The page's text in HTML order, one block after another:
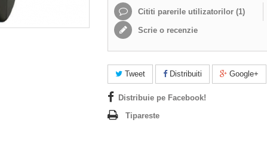
Cititi parerile utilizatorilor (1)
Scrie o recenzie
Tweet Distribuiti Google+
Distribuie pe Facebook!
Tipareste